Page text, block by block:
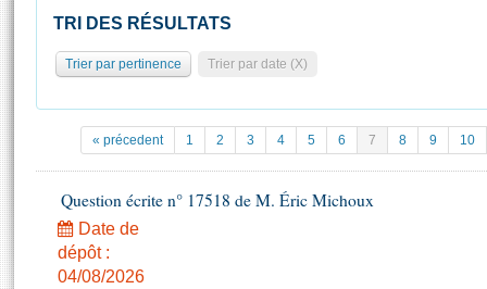
Pétitions
Projets de loi
Propositions de loi
Amendements
Textes adoptés
Statistiques et chiffres clés
Documents de référence
( Constitution | Règlement de l'Assemblée ... )
Histoire
Juniors
La Bibliothèque
Contacts et plan d'accès
Photos libres de droit
TRI DES RÉSULTATS
Trier par pertinence Trier par date (X)
« précedent 1 2 3 4 5 6 7 8 9 10
Question écrite n° 17518 de M. Éric Michoux
Date de
dépôt :
04/08/2026